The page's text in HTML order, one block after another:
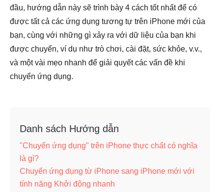
đầu, hướng dẫn này sẽ trình bày 4 cách tốt nhất để có
được tất cả các ứng dụng tương tự trên iPhone mới của
bạn, cùng với những gì xảy ra với dữ liệu của bạn khi
được chuyển, ví dụ như trò chơi, cài đặt, sức khỏe, v.v.,
và một vài mẹo nhanh để giải quyết các vấn đề khi
chuyển ứng dụng.
Danh sách Hướng dẫn
"Chuyển ứng dụng" trên iPhone thực chất có nghĩa
là gì?
Chuyển ứng dụng từ iPhone sang iPhone mới với
tính năng Khởi động nhanh